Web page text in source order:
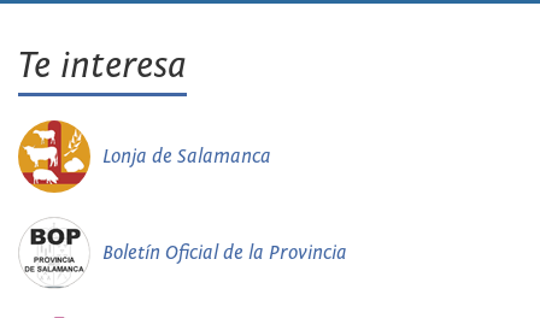
Te interesa
Lonja de Salamanca
Boletín Oficial de la Provincia